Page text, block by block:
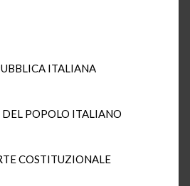
ITALIANA
POPOLO ITALIANO
COSTITUZIONALE